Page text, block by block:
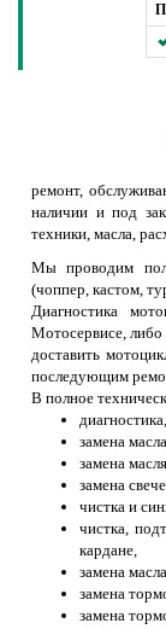
ремонт,
наличии и под
техники, масла,
Мы проводим
(чоппер, кастом,
Диагностика
Мотосервисе,
доставить
последующим
В полное
диагностика,
замена
замена
замена
чистка и
чистка,
кардане,
замена
замена
замена